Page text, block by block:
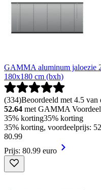
GAMMA aluminum jaloezie
180x180 cm (bxh)
(334)Beoordeeld met 4.5 van
52.64 met GAMMA
35% korting35% korting
35% korting, voordeelprijs:
80.99
Prijs: 80.99 euro